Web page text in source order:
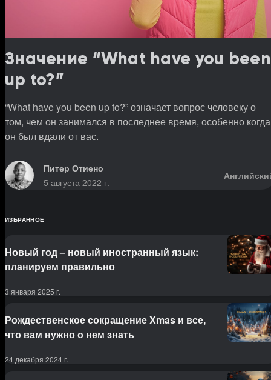
Значение “What have you been
up to?”
“What have you been up to?” означает вопрос человеку о
том, чем он занимался в последнее время, особенно когда
он был вдали от вас.
Питер Отиено
5 августа 2022 г.
ИЗБРАННОЕ
Новый год – новый иностранный язык:
планируем правильно
3 января 2025 г.
Рождественское сокращение Xmas и все,
что вам нужно о нем знать
24 декабря 2024 г.